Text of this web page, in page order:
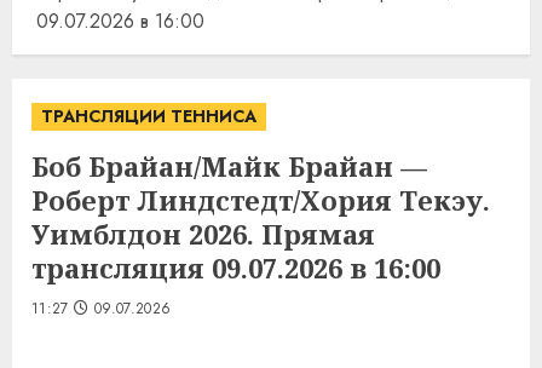
09.07.2026 в 16:00
ТРАНСЛЯЦИИ ТЕННИСА
Боб Брайан/Майк Брайан —
Роберт Линдстедт/Хория Текэу.
Уимблдон 2026. Прямая
трансляция 09.07.2026 в 16:00
11:27 09.07.2026